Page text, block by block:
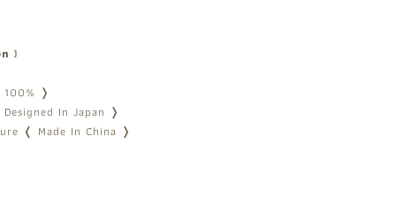
❭
In Japan ❭
❬ Made In China ❭